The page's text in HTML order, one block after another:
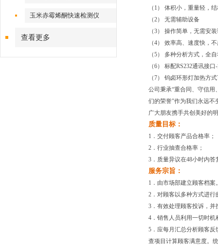
玉米赤霉烯酮快速检测仪
查看更多
（1） 体积小，重量轻，
（2） 无需辅助设备
（3） 操作简单，无需安
（4） 效率高、速度快，
（5） 多种分析方式，全
（6） 标配RS232通讯接
（7） 钨卤环形灯加热方
公司秉承“重合同、守信用
们的荣誉”作为我们永远
广大朋友携手共创美好的
质量目标：
1．交付顾客产品合格率；
2．行业抽查合格率；
3．质量异议在48小时内答
服务宗旨：
1．由市场部建立顾客档
2．对顾客以多种方式进
3．有效处理顾客投诉，
4．销售人员利用一切时
5．应每月汇总分析顾客
查项目计算顾客满意度。